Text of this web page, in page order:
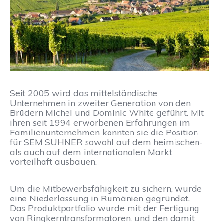
Seit 2005 wird das mittelständische
Unternehmen in zweiter Generation von den
Brüdern Michel und Dominic White geführt. Mit
ihren seit 1994 erworbenen Erfahrungen im
Familienunternehmen konnten sie die Position
für SEM SUHNER sowohl auf dem heimischen-
als auch auf dem internationalen Markt
vorteilhaft ausbauen.
Um die Mitbewerbsfähigkeit zu sichern, wurde
eine Niederlassung in Rumänien gegründet.
Das Produktportfolio wurde mit der Fertigung
von Ringkerntransformatoren, und den damit